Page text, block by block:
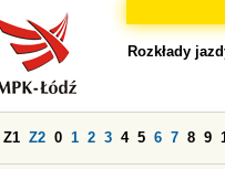
Rozkłady
Z1 Z2 0 1 2 3 4 5 6 7 8 9